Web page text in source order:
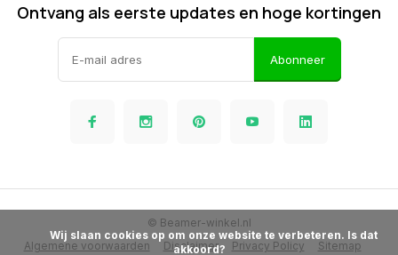
Ontvang als eerste updates en hoge kortingen
Abonneer
Algemene voorwaarden Disclaimer Privacy Policy Sitemap
© Beamer-winkel.nl
akkoord?